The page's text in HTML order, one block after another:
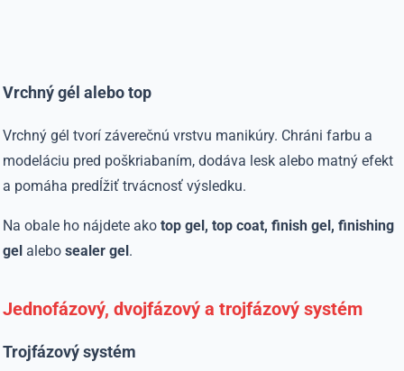
Vrchný gél alebo top
Vrchný gél tvorí záverečnú vrstvu manikúry. Chráni farbu a
modeláciu pred poškriabaním, dodáva lesk alebo matný efekt
a pomáha predĺžiť trvácnosť výsledku.
Na obale ho nájdete akotop gel, top coat, finish gel, finishing
gel alebosealer gel.
Jednofázový, dvojfázový a trojfázový systém
Trojfázový systém